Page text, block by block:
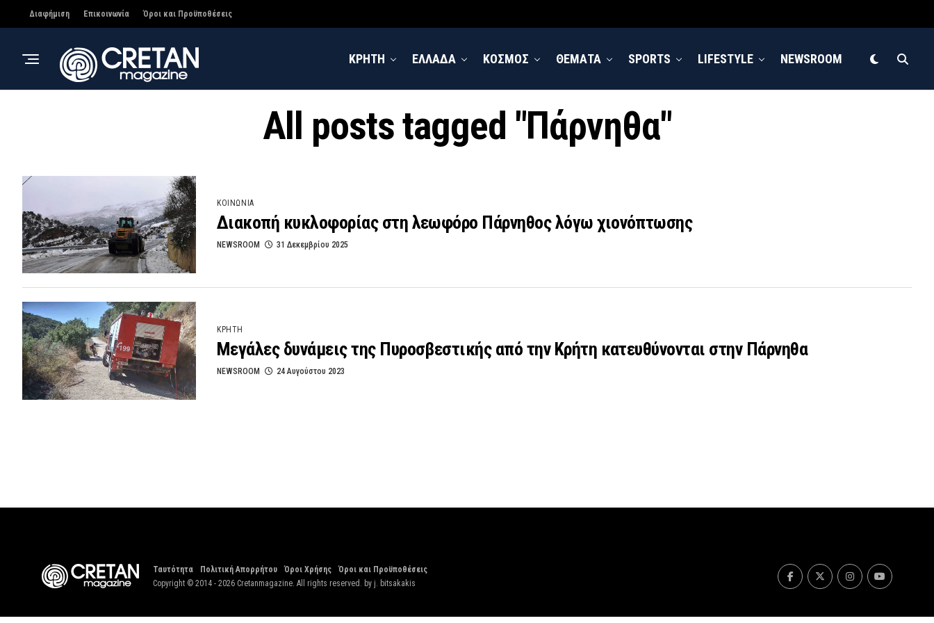
Διαφήμιση Επικοινωνία Όροι και Προϋποθέσεις
ΚΡΗΤΗ ΕΛΛΑΔΑ ΚΟΣΜΟΣ ΘΕΜΑΤΑ SPORTS LIFESTYLE NEWSROOM
All posts tagged "Πάρνηθα"
ΚΟΙΝΩΝΙΑ
Διακοπή κυκλοφορίας στη λεωφόρο Πάρνηθος λόγω χιονόπτωσης
NEWSROOM 31 Δεκεμβρίου 2025
ΚΡΗΤΗ
Μεγάλες δυνάμεις της Πυροσβεστικής από την Κρήτη κατευθύνονται στην Πάρνηθα
NEWSROOM 24 Αυγούστου 2023
Ταυτότητα Πολιτική Απορρήτου Όροι Χρήσης
Όροι και Προϋποθέσεις
Copyright © 2014 - 2026 Cretanmagazine. All rights reserved. by j. bitsakakis